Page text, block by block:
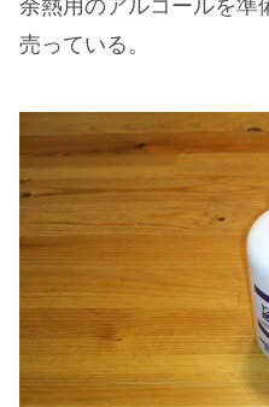
余熱用のアルコールを準
売っている。